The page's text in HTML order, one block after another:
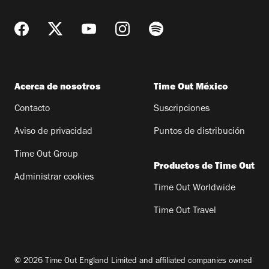
Acerca de nosotros
Contacto
Aviso de privacidad
Time Out Group
Administrar cookies
Time Out México
Suscripciones
Puntos de distribución
Productos de Time Out
Time Out Worldwide
Time Out Travel
© 2026 Time Out England Limited and affiliated companies owned